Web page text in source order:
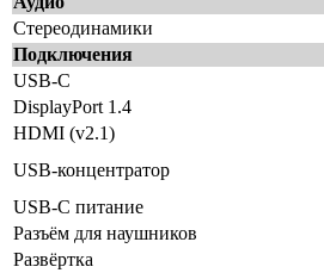
Стереодинамики
Подключения
USB-C
DisplayPort 1.4
HDMI (v2.1)
USB-концентратор
USB-C питание
Разъём для наушников
Развёртка